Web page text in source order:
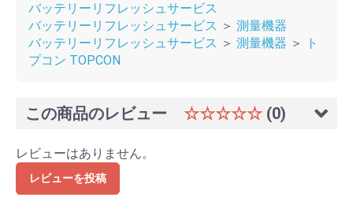
バッテリーリフレッシュサービス
バッテリーリフレッシュサービス ＞ 測量機器
バッテリーリフレッシュサービス ＞ 測量機器 ＞
ト
プコン TOPCON
この商品のレビュー ☆☆☆☆☆ (0)
レビューはありません。
レビューを投稿